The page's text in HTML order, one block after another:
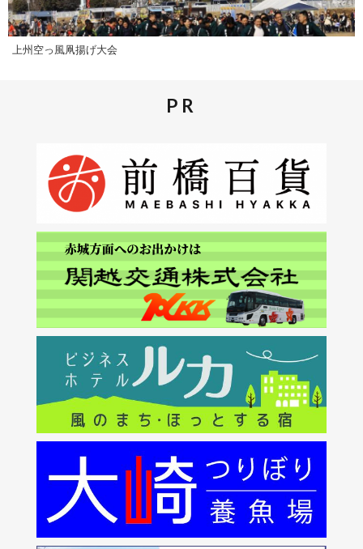
上州空っ風凧揚げ大会
PR